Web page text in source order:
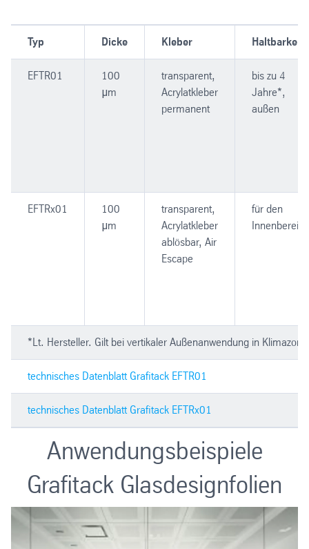
Typ Dicke Kleber Haltbarkeit
EFTR01
100
μm
transparent,
Acrylatkleber
permanent
bis zu 4
Jahre*,
außen
EFTRx01
100
μm
transparent,
Acrylatkleber
ablösbar, Air
Escape
für den
Innenbereich
*Lt. Hersteller. Gilt bei vertikaler Außenanwendung in
technisches Datenblatt Grafitack EFTR01
technisches Datenblatt Grafitack EFTRx01
Anwendungsbeispiele
Grafitack Glasdesignfolien